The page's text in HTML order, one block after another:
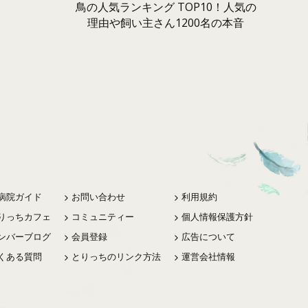
鳥の人気ランキング TOP10！人気の
理由や飼い主さん1200名の本音
院ガイド
っちカフェ
バーブログ
ある質問
お問い合わせ
コミュニティー
会員登録
とりっちのリンク方法
利用規約
個人情報保護方針
広告について
運営会社情報